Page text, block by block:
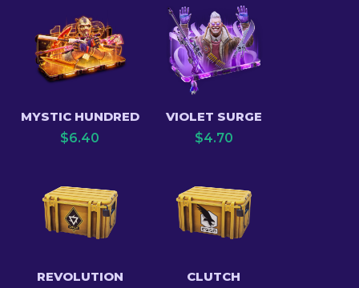
MYSTIC HUNDRED
$6.40
VIOLET SURGE
$4.70
REVOLUTION
CLUTCH